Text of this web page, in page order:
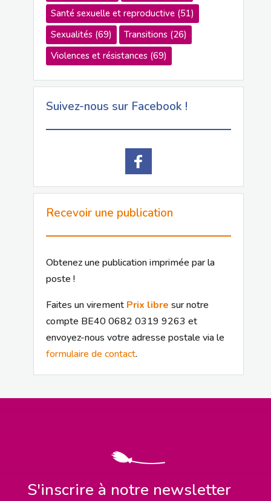
Santé sexuelle et reproductive(51)
Sexualités(69) Transitions(26)
Violences et résistances(69)
Suivez-nous sur Facebook !
Recevoir une publication
Obtenez une publication imprimée par la
poste !
Faites un virement Prix libre sur notre
compte BE40 0682 0319 9263 et
envoyez-nous votre adresse postale via le
formulaire de contact.
S'inscrire à notre newsletter